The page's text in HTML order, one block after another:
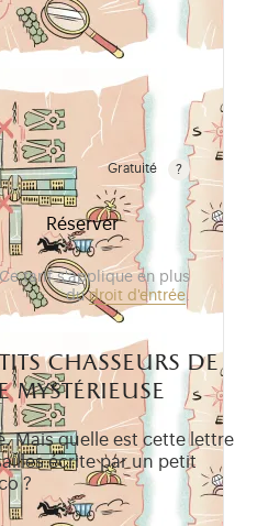
Gratuité
de moins de 10 ans.Tarif
Réserver
Ce tarif s'applique en plus
dudroit d'entrée.
chasseurs de
Mais quelle est cette lettre
écrite par un petit
?